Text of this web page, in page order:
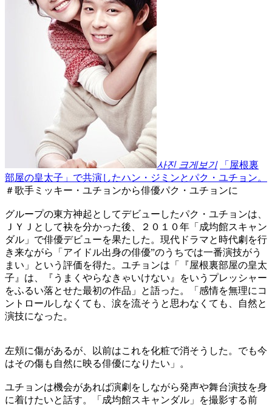
사진 크게보기
「屋根裏
部屋の皇太子」で共演したハン・ジミンとパク・ユチョン。
＃歌手ミッキー・ユチョンから俳優パク・ユチョンに
グループの東方神起としてデビューしたパク・ユチョンは、
ＪＹＪとして袂を分かった後、２０１０年「成均館スキャン
ダル」で俳優デビューを果たした。現代ドラマと時代劇を行
き来ながら「アイドル出身の俳優”のうちでは一番演技がう
まい」という評価を得た。ユチョンは「『屋根裏部屋の皇太
子』は、『うまくやらなきゃいけない』をいうプレッシャー
をふるい落とせた最初の作品」と語った。「感情を無理にコ
ントロールしなくても、涙を流そうと思わなくても、自然と
演技になった。
左頬に傷があるが、以前はこれを化粧で消そうした。でも今
はその傷も自然に映る俳優になりたい」。
ユチョンは機会があれば演劇をしながら発声や舞台演技を身
に着けたいと話す。「成均館スキャンダル」を撮影する前